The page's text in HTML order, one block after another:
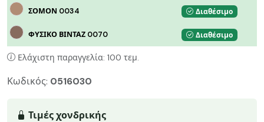
ΣΟΜΟΝ 0034 Διαθέσιμο
ΦΥΣΙΚΟ ΒΙΝΤΑΖ 0070 Διαθέσιμο
Ελάχιστη παραγγελία: 100 τεμ.
Κωδικός: 0516030
Τιμές χονδρικής